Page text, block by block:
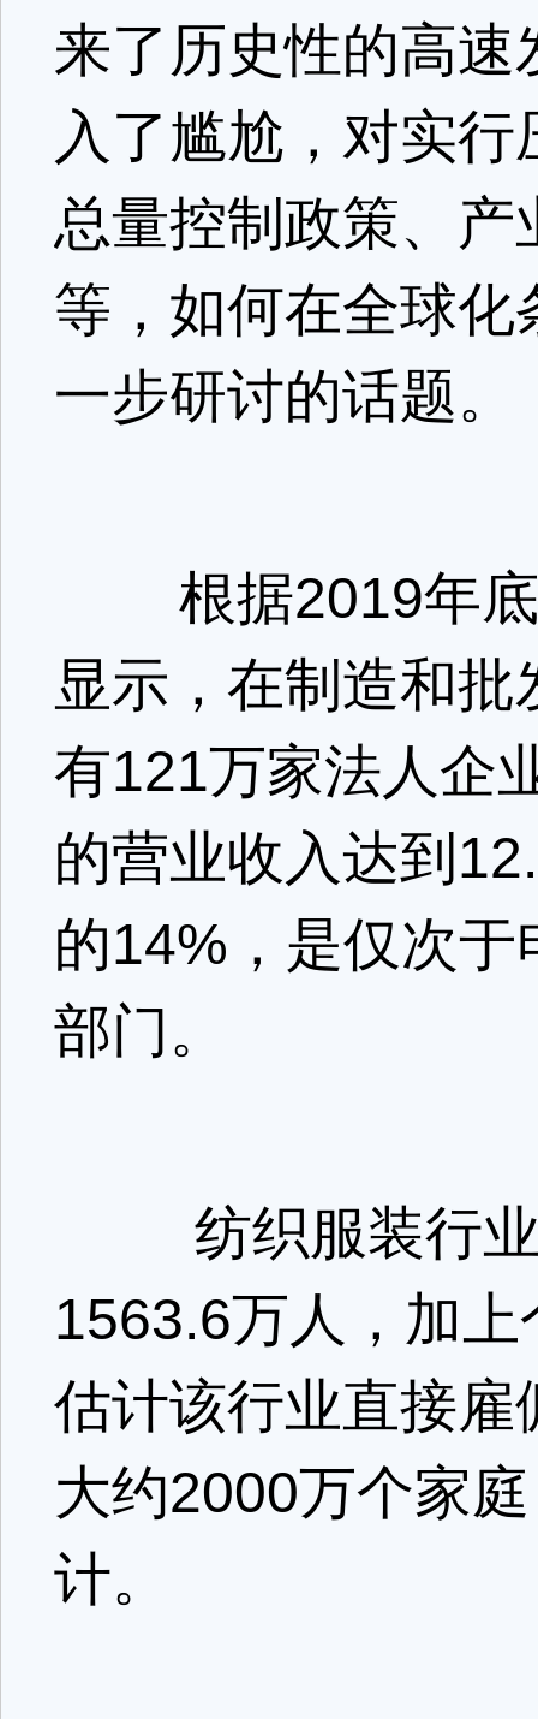
来了历史性的高
入了尴尬，对实
总量控制政策、
等，如何在全球
一步研讨的话题。
根据2019年底
显示，在制造和
有121万家法人企
的营业收入达到
的14%，是仅次
部门。
纺织服装行业
1563.6万人，加
估计该行业直接
大约2000万个家
计。